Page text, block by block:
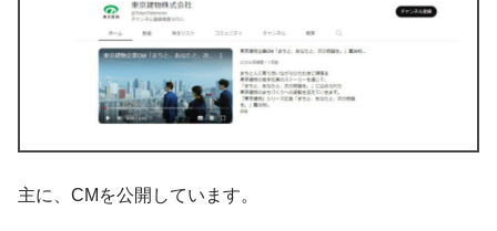
主に、CMを公開しています。